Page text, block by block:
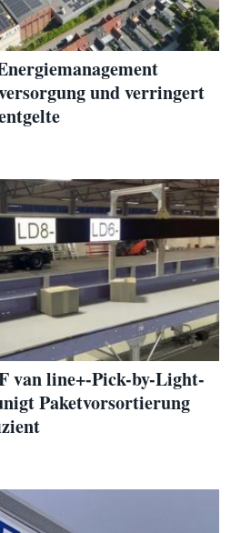
und verringert
van line+-Pick-by-Light-
Paketvorsortierung